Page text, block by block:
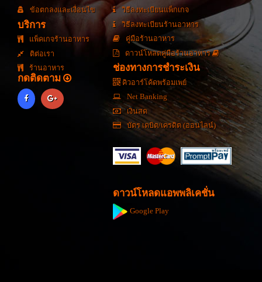
ข้อตกลงและเงื่อนไข
บริการ
แพ็คเกจร้านอาหาร
ติต่อเรา
ร้านอาหาร
กดติดตาม
วิธีลงทะเบียนแพ็กเกจ
วิธีลงทะเบียนร้านอาหาร
คู่มือร้านอาหาร
ดาวน์โหลดคู่มือร้านอาหาร
ช่องทางการชำระเงิน
คิวอาร์โค้ดพร้อมเพย์
Net Banking
เงินสด
บัตร เดบิต/เครดิต (ออนไลน์)
ดาวน์โหลดแอพพลิเคชั่น
Google Play